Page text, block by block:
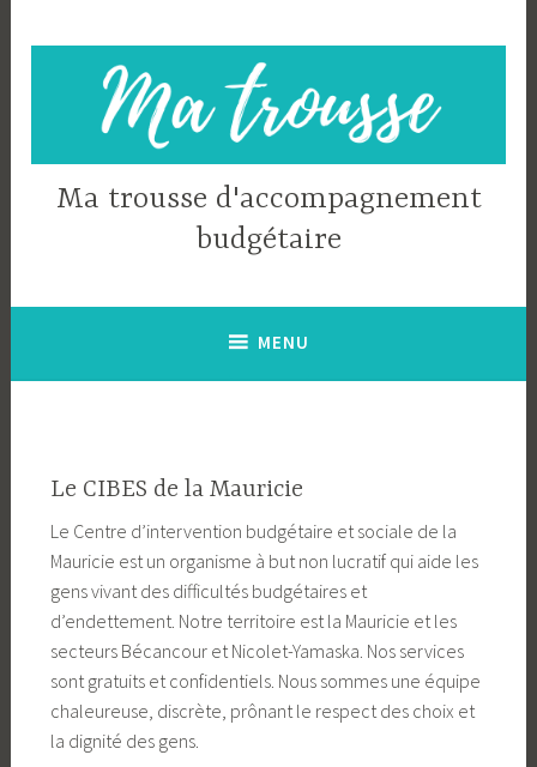
Ma trousse d'accompagnement
budgétaire
MENU
Le CIBES de la Mauricie
Le Centre d’intervention budgétaire et sociale de la
Mauricie est un organisme à but non lucratif qui aide les
gens vivant des difficultés budgétaires et
d’endettement. Notre territoire est la Mauricie et les
secteurs Bécancour et Nicolet-Yamaska. Nos services
sont gratuits et confidentiels. Nous sommes une équipe
chaleureuse, discrète, prônant le respect des choix et
la dignité des gens.